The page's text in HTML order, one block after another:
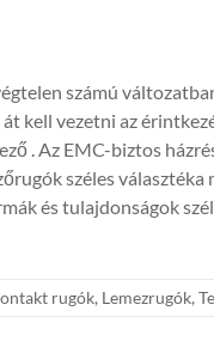
számú
kell vezetni az
. Az EMC-biztos
széles
és tulajdonságok
rugók, Lemezrugók,